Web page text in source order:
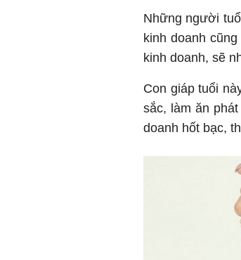
Những người
kinh doanh
kinh doanh, sẽ
Con giáp tuổi
sắc, làm ăn
doanh hốt bạc,